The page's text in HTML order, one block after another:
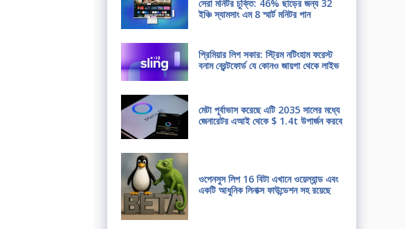
সেরা মনিটর চুক্তি: 46% ছাড়ের জন্য 32
ইঞ্চি স্যামসাং এম 8 স্মার্ট মনিটর পান
প্রিমিয়ার লিগ সকার: স্ট্রিম নটিংহাম ফরেস্ট
বনাম ব্রেন্টফোর্ড যে কোনও জায়গা থেকে লাইভ
মেটা পূর্বাভাস করেছে এটি 2035 সালের মধ্যে
জেনারেটর এআই থেকে $ 1.4t উপার্জন করবে
ওপেনসুস লিপ 16 বিটা এখানে ওয়েল্যান্ড এবং
একটি আধুনিক লিনাক্স ফাউন্ডেশন সহ রয়েছে